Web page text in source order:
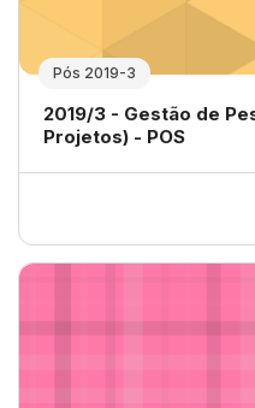
Pós 2019-3
Nome da disciplina
2019/3 - Gestão de
Projetos) - POS